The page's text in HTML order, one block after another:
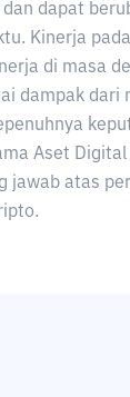
dapat
Kinerja
di masa
dampak dari
Aset
jawab atas